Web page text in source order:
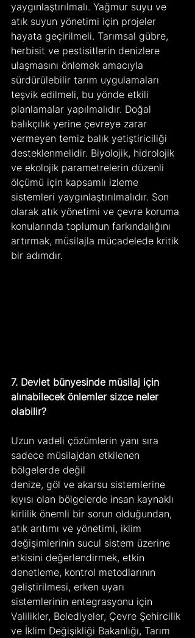
yaygınlaştırılmalı. Yağmur suyu ve
atık suyun yönetimi için projeler
hayata geçirilmeli. Tarımsal gübre,
herbisit ve pestisitlerin denizlere
ulaşmasını önlemek amacıyla
sürdürülebilir tarım uygulamaları
teşvik edilmeli, bu yönde etkili
planlamalar yapılmalıdır. Doğal
balıkçılık yerine çevreye zarar
vermeyen temiz balık yetiştiriciliği
desteklenmelidir. Biyolojik, hidrolojik
ve ekolojik parametrelerin düzenli
ölçümü için kapsamlı izleme
sistemleri yaygınlaştırılmalıdır. Son
olarak atık yönetimi ve çevre koruma
konularında toplumun farkındalığını
artırmak, müsilajla mücadelede kritik
bir adımdır.
7. Devlet bünyesinde müsilaj için
alınabilecek önlemler sizce neler
olabilir?
Uzun vadeli çözümlerin yanı sıra
sadece müsilajdan etkilenen
bölgelerde değil
denize, göl ve akarsu sistemlerine
kıyısı olan bölgelerde insan kaynaklı
kirlilik önemli bir sorun olduğundan,
atık arıtımı ve yönetimi, iklim
değişimlerinin sucul sistem üzerine
etkisini değerlendirmek, etkin
denetleme, kontrol metodlarının
geliştirilmesi, erken uyarı
sistemlerinin entegrasyonu için
Valilikler, Belediyeler, Çevre Şehircilik
ve İklim Değişikliği Bakanlığı, Tarım